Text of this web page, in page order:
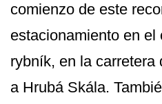
comienzo de este
estacionamiento en
rybník, en la carretera
a Hrubá Skála.